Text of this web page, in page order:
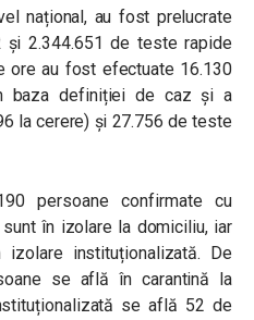
național, au fost prelucrate
și 2.344.651 de teste rapide
ore au fost efectuate 16.130
baza definiției de caz și a
la cerere) și 27.756 de teste
persoane confirmate cu
în izolare la domiciliu, iar
instituționalizată. De
se află în carantină la
se află 52 de